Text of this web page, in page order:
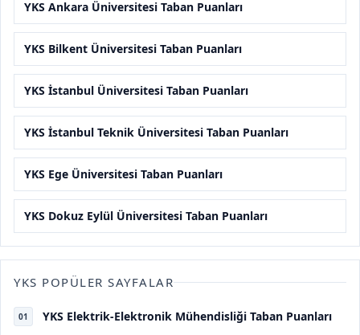
YKS Ankara Üniversitesi Taban Puanları
YKS Bilkent Üniversitesi Taban Puanları
YKS İstanbul Üniversitesi Taban Puanları
YKS İstanbul Teknik Üniversitesi Taban Puanları
YKS Ege Üniversitesi Taban Puanları
YKS Dokuz Eylül Üniversitesi Taban Puanları
YKS POPÜLER SAYFALAR
01 YKS Elektrik-Elektronik Mühendisliği Taban Puanları